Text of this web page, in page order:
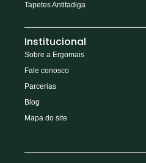
Tapetes Antifadiga
Institucional
Sobre a Ergomais
Fale conosco
Parcerias
Blog
Mapa do site